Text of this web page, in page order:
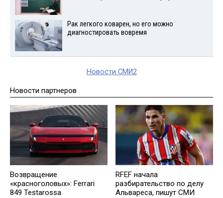
Рак легкого коварен, но его можно
диагностировать вовремя
Новости СМИ2
Новости партнеров
Возвращение
«красноголовых»: Ferrari
849 Testarossa
RFEF начала
разбирательство по делу
Альвареса, пишут СМИ